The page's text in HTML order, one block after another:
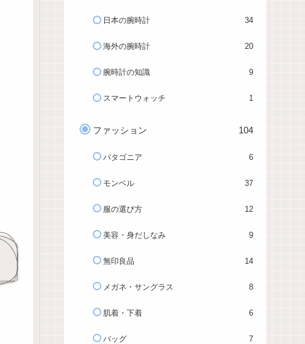
日本の腕時計 34
海外の腕時計 20
腕時計の知識 9
スマートウォッチ 1
ファッション 104
パタゴニア 6
モンベル 37
服の選び方 12
美容・身だしなみ 9
無印良品 14
メガネ・サングラス 8
肌着・下着 6
バッグ 7